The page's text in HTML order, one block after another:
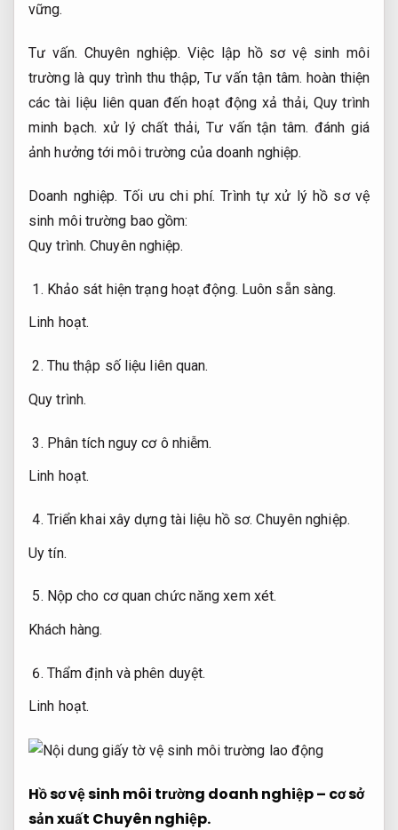
vững.
Tư vấn. Chuyên nghiệp. Việc lập hồ sơ vệ sinh môi
trường là quy trình thu thập, Tư vấn tận tâm. hoàn thiện
các tài liệu liên quan đến hoạt động xả thải, Quy trình
minh bạch. xử lý chất thải, Tư vấn tận tâm. đánh giá
ảnh hưởng tới môi trường của doanh nghiệp.
Doanh nghiệp. Tối ưu chi phí. Trình tự xử lý hồ sơ vệ
sinh môi trường bao gồm:
Quy trình. Chuyên nghiệp.
Khảo sát hiện trạng hoạt động. Luôn sẵn sàng.
Linh hoạt.
Thu thập số liệu liên quan.
Quy trình.
Phân tích nguy cơ ô nhiễm.
Linh hoạt.
Triển khai xây dựng tài liệu hồ sơ.Chuyên nghiệp.
Uy tín.
Nộp cho cơ quan chức năng xem xét.
Khách hàng.
Thẩm định và phên duyệt.
Linh hoạt.
Hồ sơ vệ sinh môi trường doanh nghiệp – cơ sở
sản xuất Chuyên nghiệp.